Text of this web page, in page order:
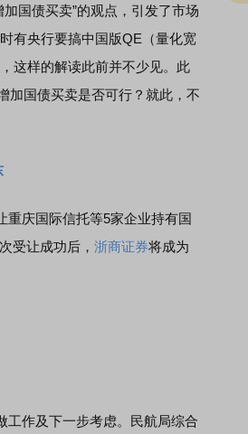
国债买卖”的观点，引发了市场
有央行要搞中国版QE（量化宽
这样的解读此前并不少见。此
加国债买卖是否可行？就此，不
重庆国际信托等5家企业持有国
受让成功后， 浙商证券将成为
工作及下一步考虑。民航局综合